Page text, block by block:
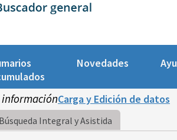
Novedades
Carga y Edición de datos
Búsqueda Integral y Asistida